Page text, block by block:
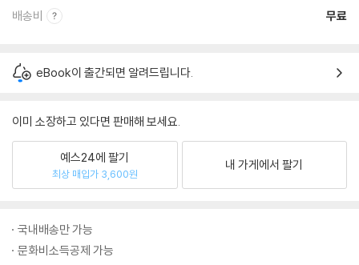
배송비 무료
eBook이 출간되면 알려드립니다.
이미 소장하고 있다면 판매해 보세요.
예스24에 팔기
최상 매입가 3,600원
내 가게에서 팔기
국내배송만 가능
문화비소득공제 가능